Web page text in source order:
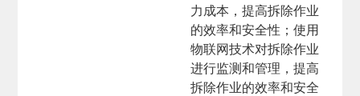
力成本，提高拆除作业
的效率和安全性；使用
物联网技术对拆除作业
进行监测和管理，提高
拆除作业的效率和安全